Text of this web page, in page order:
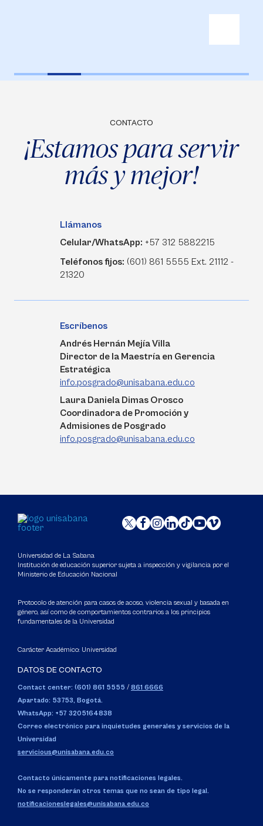
CONTACTO
¡Estamos para servir
más y mejor!
Llámanos
Celular/WhatsApp: +57 312 5882215
Teléfonos fijos: (601) 861 5555 Ext. 21112 -
21320
Escríbenos
Andrés Hernán Mejía Villa
Director de la Maestría en Gerencia
Estratégica
info.posgrado@unisabana.edu.co
Laura Daniela Dimas Orosco
Coordinadora de Promoción y
Admisiones de Posgrado
info.posgrado@unisabana.edu.co
Universidad de La Sabana
Institución de educación superior sujeta a inspección y vigilancia por el
Ministerio de Educación Nacional
Protocolo de atención para casos de acoso, violencia sexual y basada en
género, así como de comportamientos contrarios a los principios
fundamentales de la Universidad
Carácter Académico: Universidad
DATOS DE CONTACTO
Contact center: (601) 861 5555 / 861 6666
Apartado: 53753, Bogotá.
WhatsApp: +57 3205164838
Correo electrónico para inquietudes generales y servicios de la
Universidad
servicious@unisabana.edu.co
Contacto únicamente para notificaciones legales.
No se responderán otros temas que no sean de tipo legal.
notificacioneslegales@unisabana.edu.co